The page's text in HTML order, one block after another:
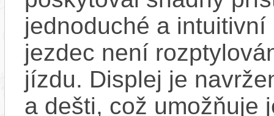
jednoduché a
jezdec není
jízdu. Displej je
a dešti, což umožňuje